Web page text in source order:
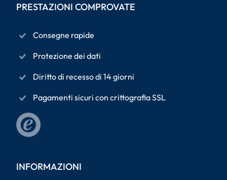
PRESTAZIONI COMPROVATE
Consegne rapide
Protezione dei dati
Diritto di recesso di 14 giorni
Pagamenti sicuri con crittografia SSL
INFORMAZIONI